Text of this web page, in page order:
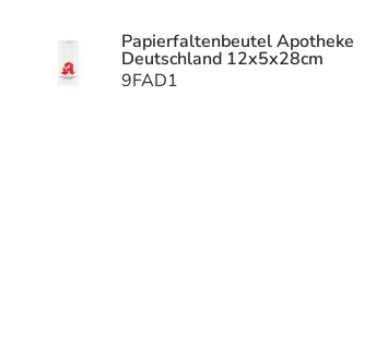
Papierfaltenbeutel Apotheke
Deutschland 12x5x28cm
9FAD1